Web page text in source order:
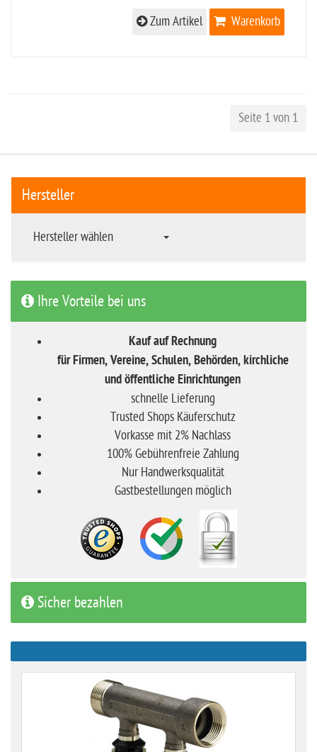
Warenkorb
Zum Artikel
Seite 1 von 1
Hersteller
Hersteller wählen
Ihre Vorteile bei uns
Kauf auf Rechnung
für Firmen, Vereine, Schulen, Behörden, kirchliche
und öffentliche Einrichtungen
schnelle Lieferung
Trusted Shops Käuferschutz
Vorkasse mit 2% Nachlass
100% Gebührenfreie Zahlung
Nur Handwerksqualität
Gastbestellungen möglich
Sicher bezahlen